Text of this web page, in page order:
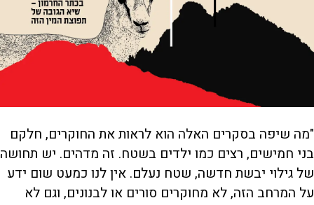
"מה שיפה בסקרים האלה הוא לראות את החוקרים, חלקם
בני חמישים, רצים כמו ילדים בשטח. זה מדהים. יש תחושה
של גילוי יבשת חדשה, שטח נעלם. אין לנו כמעט שום ידע
על המרחב הזה, לא מחוקרים סורים או לבנונים, וגם לא